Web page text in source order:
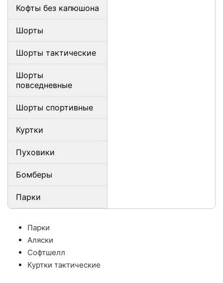
Кофты без капюшона
Шорты
Шорты тактические
Шорты
повседневные
Шорты спортивные
Куртки
Пуховики
Бомберы
Парки
Парки
Аляски
Софтшелл
Куртки тактические